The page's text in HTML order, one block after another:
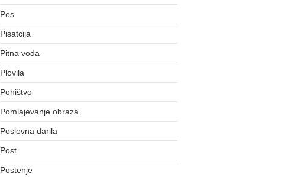
Pes
Pisatcija
Pitna voda
Plovila
Pohištvo
Pomlajevanje obraza
Poslovna darila
Post
Postenje